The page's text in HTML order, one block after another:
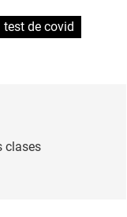
test de covid
clases